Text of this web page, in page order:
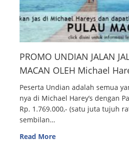
PROMO UNDIAN JALAN
MACAN OLEH Michael
Peserta Undian adalah semua
nya di Michael Harey’s dengan
Rp. 1.769.000,- (satu juta tujuh
sembilan…
Read More